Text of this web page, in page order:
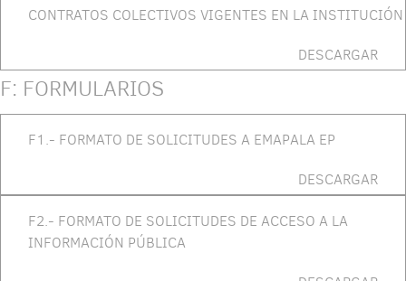
CONTRATOS COLECTIVOS VIGENTES EN LA INSTITUCIÓN
DESCARGAR
F: FORMULARIOS
F1.- FORMATO DE SOLICITUDES A EMAPALA EP
DESCARGAR
F2.- FORMATO DE SOLICITUDES DE ACCESO A LA
INFORMACIÓN PÚBLICA